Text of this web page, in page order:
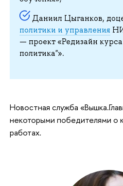
Даниил Цыганков,
политики и управления
— проект «Редизайн курса
политика"».
Новостная служба
некоторыми победителями о
работах.